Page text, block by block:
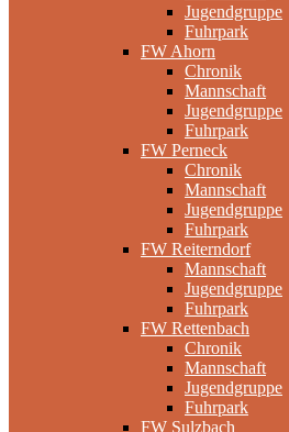
Jugendgruppe
Fuhrpark
FW Ahorn
Chronik
Mannschaft
Jugendgruppe
Fuhrpark
FW Perneck
Chronik
Mannschaft
Jugendgruppe
Fuhrpark
FW Reiterndorf
Mannschaft
Jugendgruppe
Fuhrpark
FW Rettenbach
Chronik
Mannschaft
Jugendgruppe
Fuhrpark
FW Sulzbach